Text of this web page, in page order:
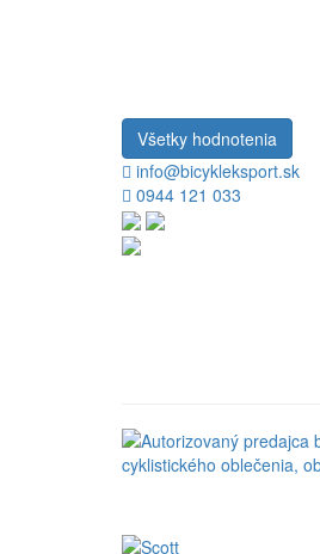
Všetky hodnotenia
info@bicykleksport.sk
0944 121 033